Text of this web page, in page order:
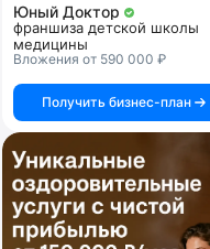
Юный Доктор
франшиза детской школы
медицины
Вложения от 590 000 ₽
Получить бизнес-план